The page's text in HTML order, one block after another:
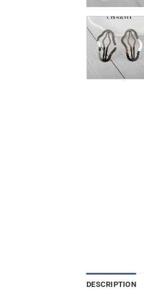
DESCRIPTION